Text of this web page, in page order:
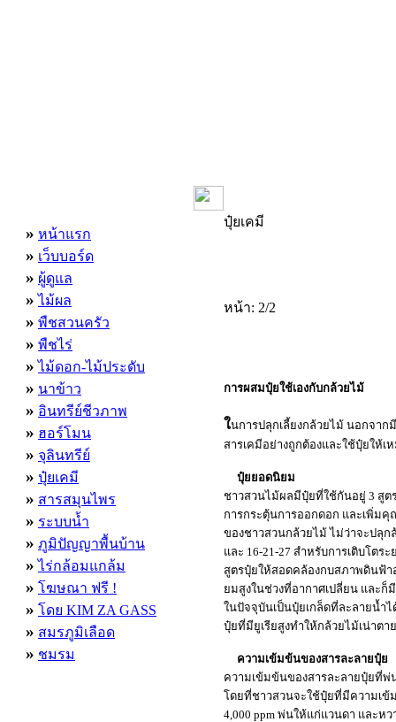
» หน้าแรก
» เว็บบอร์ด
» ผู้ดูแล
» ไม้ผล
» พืชสวนครัว
» พืชไร่
» ไม้ดอก-ไม้ประดับ
» นาข้าว
» อินทรีย์ชีวภาพ
» ฮอร์โมน
» จุลินทรีย์
» ปุ๋ยเคมี
» สารสมุนไพร
» ระบบน้ำ
» ภูมิปัญญาพื้นบ้าน
» ไร่กล้อมแกล้ม
» โฆษณา ฟรี !
» โดย KIM ZA GASS
» สมรภูมิเลือด
» ชมรม
ปุ๋ยเคมี
หน้า: 2/2
การผสมปุ๋ยใช้เองกับกล้วยไม้
ในการปลุกเลี้ยงกล้วยไม้ นอกจาก
สารเคมีอย่างถูกต้องและใช้ปุ๋ยให้
ปุ๋ยยอดนิยม
ชาวสวนไม้ผลมีปุ๋ยที่ใช้กันอยู่ 3 สูตร
การกระตุ้นการออกดอก และเพิ่ม
ของชาวสวนกล้วยไม้ ไม่ว่าจะปลุก
และ 16-21-27 สำหรับการเติบโต
สูตรปุ๋ยให้สอดคล้องกบสภาพดินฟ้า
ยมสูงในช่วงที่อากาศเปลี่ยน และ
ในปัจจุบันเป็นปุ๋ยเกล็ดที่ละลายน้ำ
ปุ๋ยที่มียูเรียสูงทำให้กล้วยไม้เน่าต
ความเข้มข้นของสารละลายปุ๋ย
ความเข้มข้นของสารละลายปุ๋ยที่พ่
โดยที่ชาวสวนจะใช้ปุ๋ยที่มีความเข้
4,000 ppm พ่นให้แก่แวนดา และห